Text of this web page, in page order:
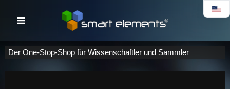
Inhalt
Der One-Stop-Shop für Wissenschaftler und Sammler